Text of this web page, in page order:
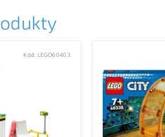
Kód:LEGO60403